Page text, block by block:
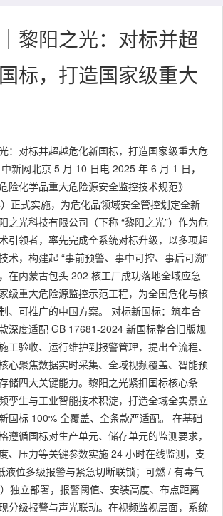
黎阳之光：对标并超
标，打造国家级重大
：对标并超越危化新国标，打造国家级重大危
新网北京 5 月 10 日电 2025 年 6 月 1 日，
险化学品重大危险源安全监控技术规范》
）正式实施，为危化品领域安全管控划定全新
之光科技有限公司（下称 “黎阳之光”）作为危
引领者，率先完成全系统对标升级，以多项超
术，构建起 “事前预警、事中可控、事后可溯”
在内蒙古包头 202 核工厂成功落地全域应急
级重大危险源监控示范工程，为全国危化与核
、可推广的中国方案。 对标新国标：筑牢合
深度适配 GB 17681-2024 新国标整合旧版规
工验收、运行维护到报警管理，提出全流程、
心聚焦数据实时采集、全域视频覆盖、智能预
储四大关键能力。黎阳之光紧扣国标核心条
孪生与工业智能技术积淀，打造全域全实景立
国标 100% 全覆盖、全条款严适配。 在基础
遵循国标对生产单元、储存单元的监测要求，
、压力等关键参数实施 24 小时在线监测，支
液位多级报警与紧急切断联锁；可燃 / 有毒气
独立部署，报警阈值、安装高度、布点距离
分级报警与声光联动。在视频监视层面，系统